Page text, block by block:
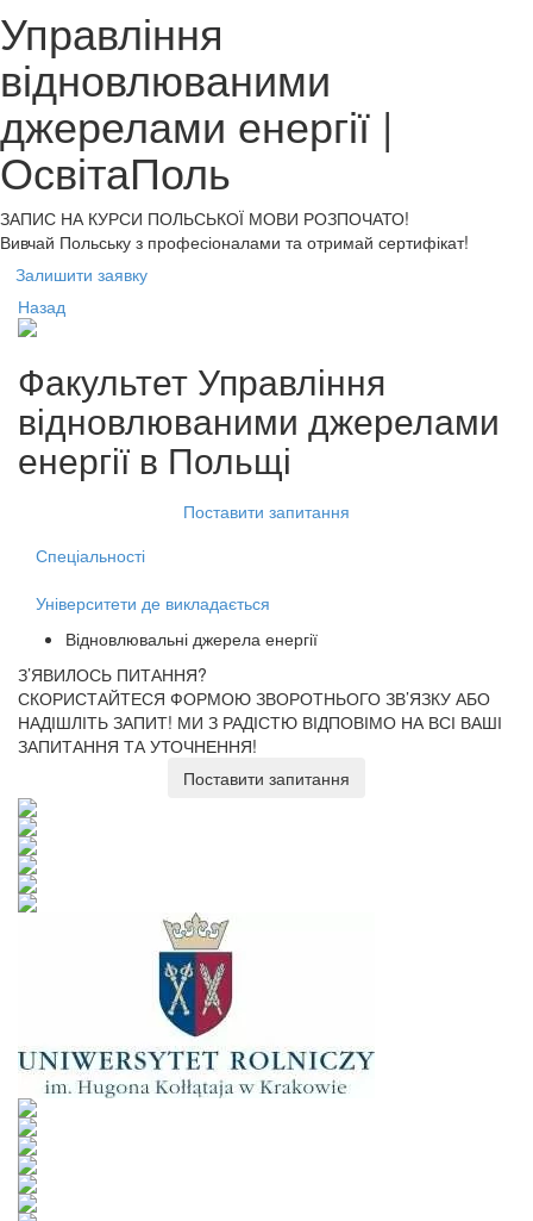
Управління
відновлюваними
джерелами енергії |
ОсвітаПоль
ЗАПИС НА КУРСИ ПОЛЬСЬКОЇ МОВИ РОЗПОЧАТО!
Вивчай Польську з професіоналами та отримай сертифікат!
Залишити заявку
Назад
Факультет Управління
відновлюваними джерелами
енергії в Польщі
Поставити запитання
Спеціальності
Університети де викладається
Відновлювальні джерела енергії
З’ЯВИЛОСЬ ПИТАННЯ?
СКОРИСТАЙТЕСЯ ФОРМОЮ ЗВОРОТНЬОГО ЗВ’ЯЗКУ АБО
НАДІШЛІТЬ ЗАПИТ! МИ З РАДІСТЮ ВІДПОВІМО НА ВСІ ВАШІ
ЗАПИТАННЯ ТА УТОЧНЕННЯ!
Поставити запитання